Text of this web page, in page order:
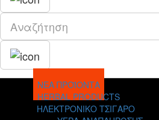
ΝΕΑ ΠΡΟΪΟΝΤΑ
HERBAL PRODUCTS
ΗΛΕΚΤΡΟΝΙΚΟ ΤΣΙΓΑΡΟ